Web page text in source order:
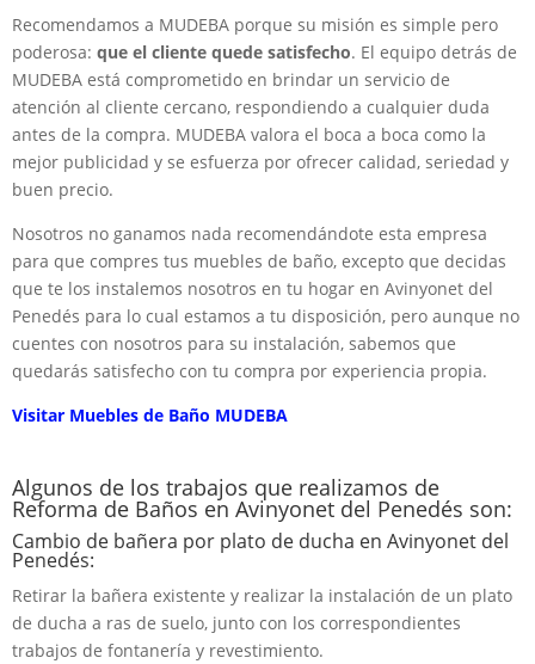
Recomendamos a MUDEBA porque su misión es simple pero
poderosa: que el cliente quede satisfecho. El equipo detrás de
MUDEBA está comprometido en brindar un servicio de
atención al cliente cercano, respondiendo a cualquier duda
antes de la compra. MUDEBA valora el boca a boca como la
mejor publicidad y se esfuerza por ofrecer calidad, seriedad y
buen precio.
Nosotros no ganamos nada recomendándote esta empresa
para que compres tus muebles de baño, excepto que decidas
que te los instalemos nosotros en tu hogar en Avinyonet del
Penedés para lo cual estamos a tu disposición, pero aunque no
cuentes con nosotros para su instalación, sabemos que
quedarás satisfecho con tu compra por experiencia propia.
Visitar Muebles de Baño MUDEBA
Algunos de los trabajos que realizamos de
Reforma de Baños en Avinyonet del Penedés son:
Cambio de bañera por plato de ducha en Avinyonet del
Penedés:
Retirar la bañera existente y realizar la instalación de un plato
de ducha a ras de suelo, junto con los correspondientes
trabajos de fontanería y revestimiento.